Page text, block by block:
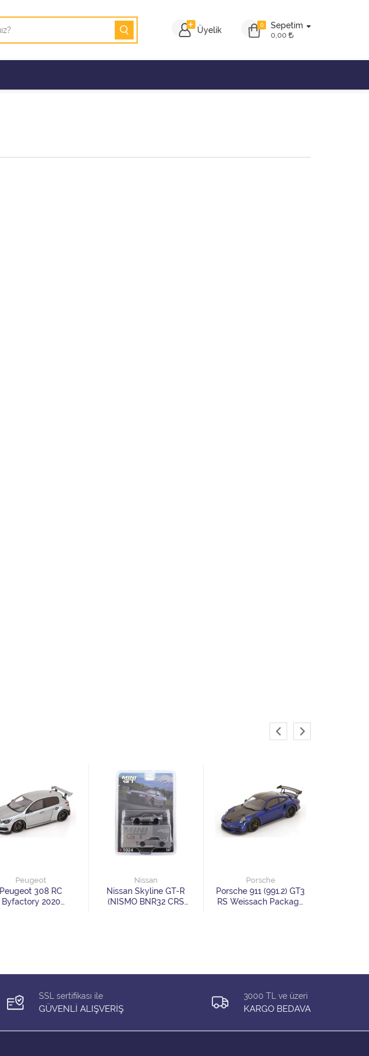
0 Sepetim
0,00
Üyelik
Peugeot
Peugeot 308 RC
Byfactory 2020
Nissan
Nissan Skyline GT-R
(NISMO BNR32 CRS
Porsche
Porsche 911 (991.2) GT3
RS Weissach Package
SSL sertifikası ile
GÜVENLİ ALIŞVERİŞ
3000 TL ve üzeri
KARGO BEDAVA